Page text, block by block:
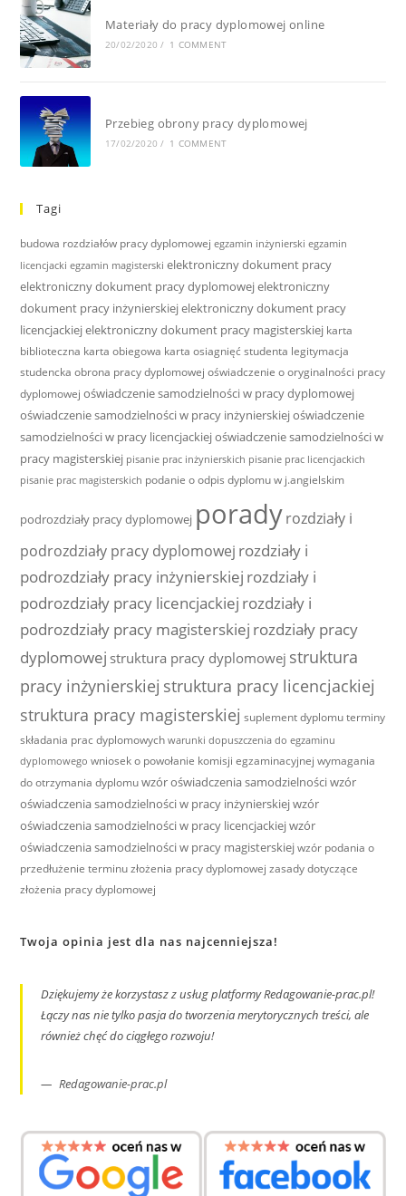
Materiały do pracy dyplomowej online
20/02/2020 / 1 COMMENT
Przebieg obrony pracy dyplomowej
17/02/2020 / 1 COMMENT
Tagi
budowa rozdziałów pracy dyplomowej egzamin inżynierski egzamin
licencjacki egzamin magisterski elektroniczny dokument pracy
elektroniczny dokument pracy dyplomowejelektroniczny
dokument pracy inżynierskiejelektroniczny dokument pracy
licencjackiejelektroniczny dokument pracy magisterskiej karta
biblioteczna karta obiegowa karta osiagnięć studenta legitymacja
studencka obrona pracy dyplomowej oświadczenie o oryginalności pracy
dyplomowej oświadczenie samodzielności w pracy dyplomowej
oświadczenie samodzielności w pracy inżynierskiejoświadczenie
samodzielności w pracy licencjackiejoświadczenie samodzielności w
pracy magisterskiej pisanie prac inżynierskich pisanie prac licencjackich
pisanie prac magisterskich podanie o odpis dyplomu w j.angielskim
podrozdziały pracy dyplomowej poradyrozdziały i
podrozdziały pracy dyplomowej rozdziały i
podrozdziały pracy inżynierskiej rozdziały i
podrozdziały pracy licencjackiej rozdziały i
podrozdziały pracy magisterskiej rozdziały pracy
dyplomowej struktura pracy dyplomowej struktura
pracy inżynierskiej struktura pracy licencjackiej
struktura pracy magisterskiej suplement dyplomu terminy
składania prac dyplomowych warunki dopuszczenia do egzaminu
dyplomowego wniosek o powołanie komisji egzaminacyjnej wymagania
do otrzymania dyplomu wzór oświadczenia samodzielnościwzór
oświadczenia samodzielności w pracy inżynierskiejwzór
oświadczenia samodzielności w pracy licencjackiejwzór
oświadczenia samodzielności w pracy magisterskiej wzór podania o
przedłużenie terminu złożenia pracy dyplomowej zasady dotyczące
złożenia pracy dyplomowej
Twoja opinia jest dla nas najcenniejsza!
Dziękujemy że korzystasz z usług platformy Redagowanie-prac.pl!
Łączy nas nie tylko pasja do tworzenia merytorycznych treści, ale
również chęć do ciągłego rozwoju!
Redagowanie-prac.pl